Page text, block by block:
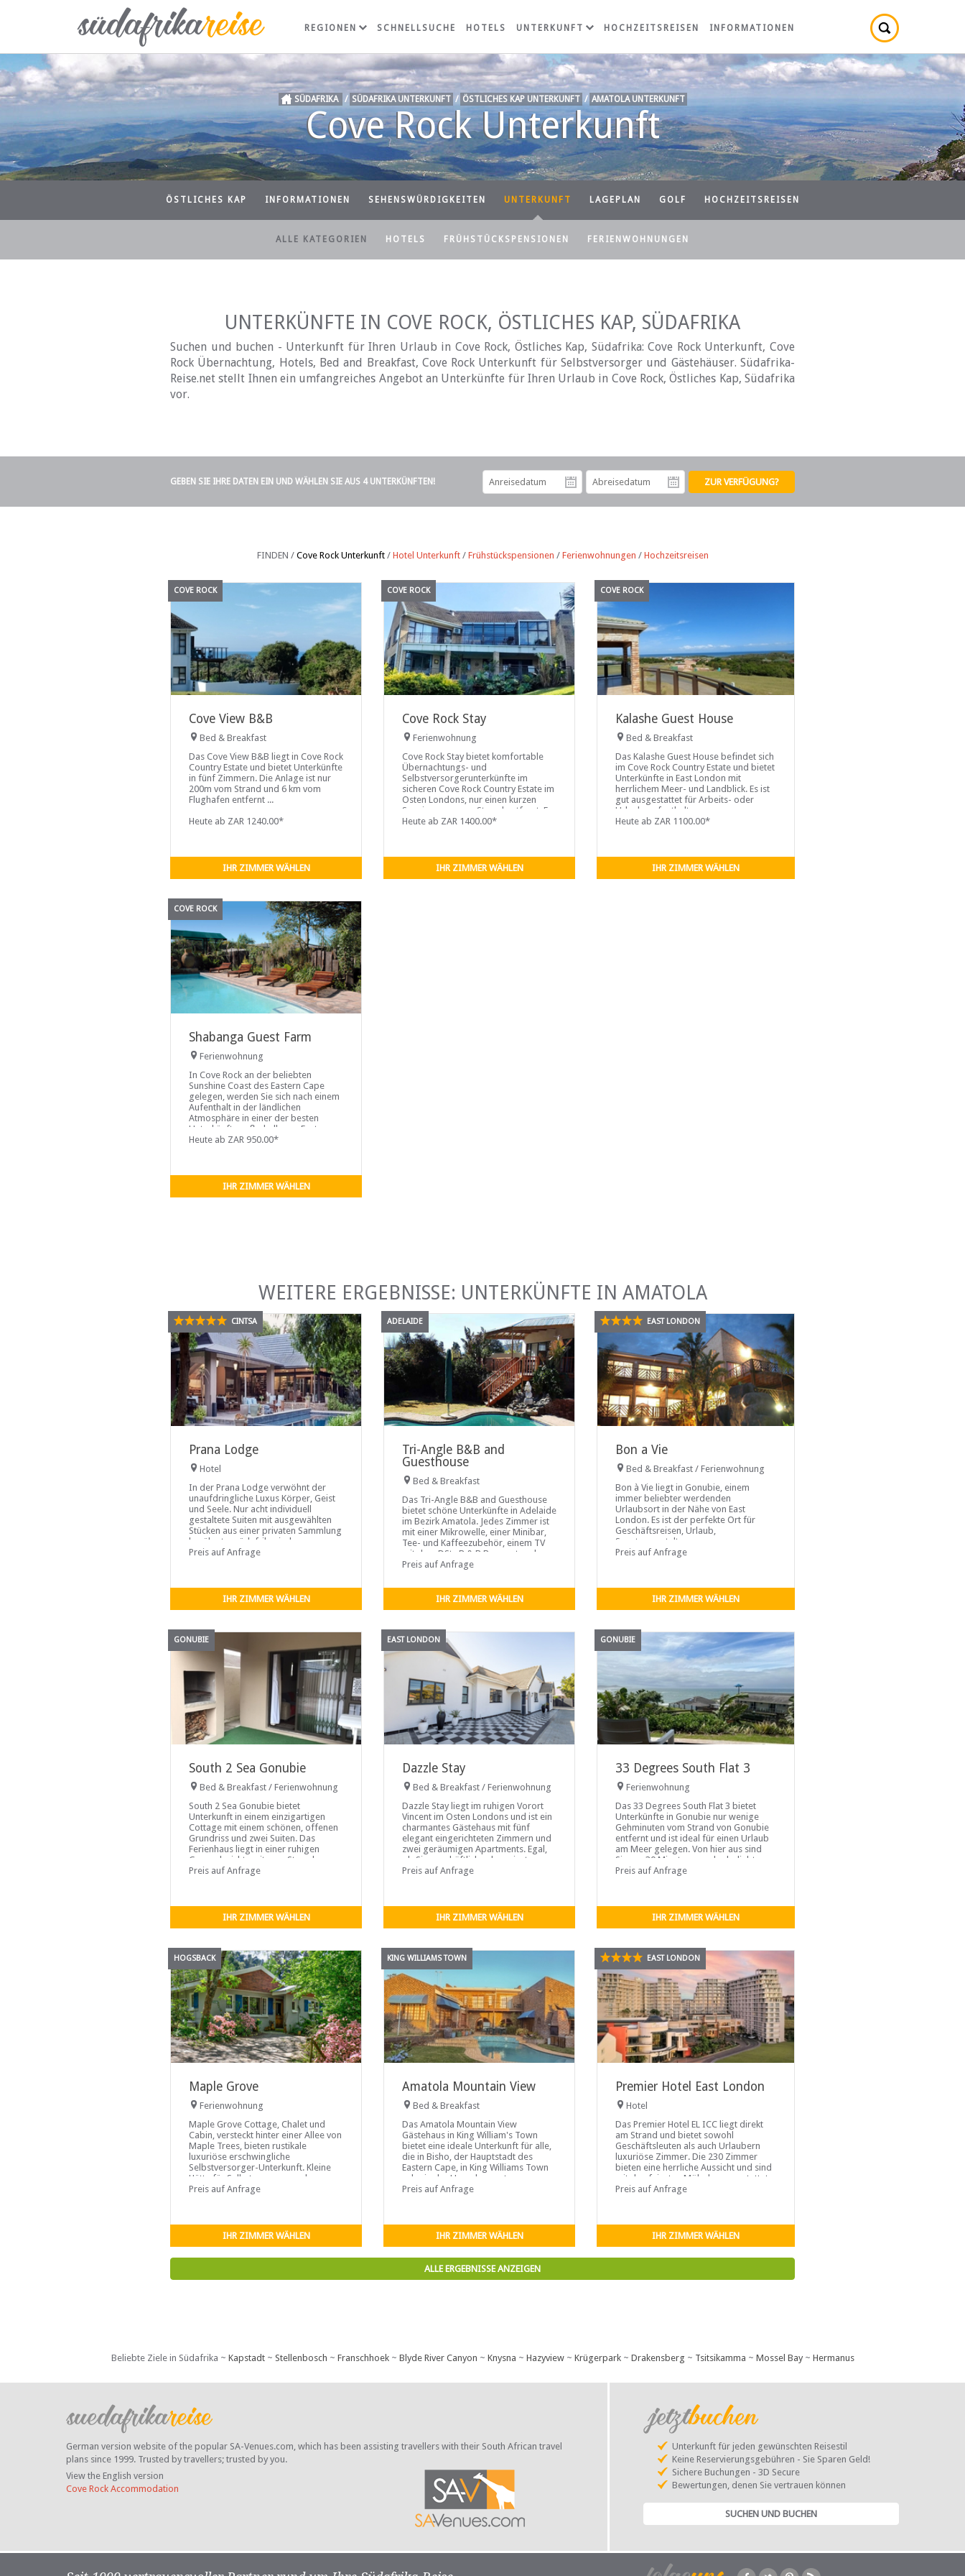
Cove Rock Unterkunft
REGIONEN SCHNELLSUCHE HOTELS UNTERKUNFT HOCHZEITSREISEN INFORMATIONEN
SÜDAFRIKA / SÜDAFRIKA UNTERKUNFT / ÖSTLICHES KAP UNTERKUNFT / AMATOLA UNTERKUNFT
ÖSTLICHES KAP INFORMATIONEN SEHENSWÜRDIGKEITEN UNTERKUNFT LAGEPLAN GOLF HOCHZEITSREISEN
ALLE KATEGORIEN HOTELS FRÜHSTÜCKSPENSIONEN FERIENWOHNUNGEN
UNTERKÜNFTE IN COVE ROCK, ÖSTLICHES KAP, SÜDAFRIKA
Suchen und buchen - Unterkunft für Ihren Urlaub in Cove Rock, Östliches Kap, Südafrika: Cove Rock Unterkunft, Cove
Rock Übernachtung, Hotels, Bed and Breakfast, Cove Rock Unterkunft für Selbstversorger und Gästehäuser. Südafrika-
Reise.net stellt Ihnen ein umfangreiches Angebot an Unterkünfte für Ihren Urlaub in Cove Rock, Östliches Kap, Südafrika
vor.
GEBEN SIE IHRE DATEN EIN UND WÄHLEN SIE AUS 4 UNTERKÜNFTEN!
FINDEN / Cove Rock Unterkunft/ Hotel Unterkunft/ Frühstückspensionen / Ferienwohnungen / Hochzeitsreisen
COVE ROCK
Cove View B&B
Bed & Breakfast
Das Cove View B&B liegt in Cove Rock
Country Estate und bietet Unterkünfte
in fünf Zimmern. Die Anlage ist nur
200m vom Strand und 6 km vom
Flughafen entfernt ...
Heute ab ZAR 1240.00*
IHR ZIMMER WÄHLEN
COVE ROCK
Cove Rock Stay
Ferienwohnung
Cove Rock Stay bietet komfortable
Übernachtungs- und
Selbstversorgerunterkünfte im
sicheren Cove Rock Country Estate im
Osten Londons, nur einen kurzen
Spaziergang vom Strand entfernt. Es
bietet seinen Gästen die Wahl
über bequeme Betten, weiche
Heute ab ZAR 1400.00*
IHR ZIMMER WÄHLEN
COVE ROCK
Kalashe Guest House
Bed & Breakfast
Das Kalashe Guest House befindet sich
im Cove Rock Country Estate und bietet
Unterkünfte in East London mit
herrlichem Meer- und Landblick. Es ist
gut ausgestattet für Arbeits- oder
Urlaubsaufenthalte.
Heute ab ZAR 1100.00*
IHR ZIMMER WÄHLEN
COVE ROCK
Shabanga Guest Farm
Ferienwohnung
In Cove Rock an der beliebten
Sunshine Coast des Eastern Cape
gelegen, werden Sie sich nach einem
Aufenthalt in der ländlichen
Atmosphäre in einer der besten
Unterkünfte außerhalb von East
London verjüngt fühlen.
Heute ab ZAR 950.00*
IHR ZIMMER WÄHLEN
WEITERE ERGEBNISSE: UNTERKÜNFTE IN AMATOLA
CINTSA
Prana Lodge
Hotel
In der Prana Lodge verwöhnt der
unaufdringliche Luxus Körper, Geist
und Seele. Nur acht individuell
gestaltete Suiten mit ausgewählten
Stücken aus einer privaten Sammlung
berühmter südafrikanischer
Künstler...
Preis auf Anfrage
IHR ZIMMER WÄHLEN
ADELAIDE
Tri-Angle B&B and
Guesthouse
Bed & Breakfast
Das Tri-Angle B&B and Guesthouse
bietet schöne Unterkünfte in Adelaide
im Bezirk Amatola. Jedes Zimmer ist
mit einer Mikrowelle, einer Minibar,
Tee- und Kaffeezubehör, einem TV
mit dem DStv B & B Bouquet und
WLAN ausgestattet...
Preis auf Anfrage
IHR ZIMMER WÄHLEN
EAST LONDON
Bon a Vie
Bed & Breakfast / Ferienwohnung
Bon à Vie liegt in Gonubie, einem
immer beliebter werdenden
Urlaubsort in der Nähe von East
London. Es ist der perfekte Ort für
Geschäftsreisen, Urlaub,
Sportveranstaltungen,
Familienbesuche oder nur einen
Preis auf Anfrage
IHR ZIMMER WÄHLEN
GONUBIE
South 2 Sea Gonubie
Bed & Breakfast / Ferienwohnung
South 2 Sea Gonubie bietet
Unterkunft in einem einzigartigen
Cottage mit einem schönen, offenen
Grundriss und zwei Suiten. Das
Ferienhaus liegt in einer ruhigen
Gegend, nicht weit vom Strand
entfernt, an dem Angeln erlaubt ist.
Preis auf Anfrage
IHR ZIMMER WÄHLEN
EAST LONDON
Dazzle Stay
Bed & Breakfast / Ferienwohnung
Dazzle Stay liegt im ruhigen Vorort
Vincent im Osten Londons und ist ein
charmantes Gästehaus mit fünf
elegant eingerichteten Zimmern und
zwei geräumigen Apartments. Egal,
ob Sie geschäftlich oder privat
unterwegs sind, dieses Gästehaus ist
reizvollen Umgebung.
Preis auf Anfrage
IHR ZIMMER WÄHLEN
GONUBIE
33 Degrees South Flat 3
Ferienwohnung
Das 33 Degrees South Flat 3 bietet
Unterkünfte in Gonubie nur wenige
Gehminuten vom Strand von Gonubie
entfernt und ist ideal für einen Urlaub
am Meer gelegen. Von hier aus sind
Sie nur 30 Minuten von der beliebten
Stadt East London entfernt.
Preis auf Anfrage
IHR ZIMMER WÄHLEN
HOGSBACK
Maple Grove
Ferienwohnung
Maple Grove Cottage, Chalet und
Cabin, versteckt hinter einer Allee von
Maple Trees, bieten rustikale
luxuriöse erschwingliche
Selbstversorger-Unterkunft. Kleine
Hütte für Selbstversorger neben
unserem Blockhaus mit ...
Preis auf Anfrage
IHR ZIMMER WÄHLEN
KING WILLIAMS TOWN
Amatola Mountain View
Bed & Breakfast
Das Amatola Mountain View
Gästehaus in King William's Town
bietet eine ideale Unterkunft für alle,
die in Bisho, der Hauptstadt des
Eastern Cape, in King Williams Town
oder in der Umgebung etwas
unternehmen möchten.
Preis auf Anfrage
IHR ZIMMER WÄHLEN
EAST LONDON
Premier Hotel East London
Hotel
Das Premier Hotel EL ICC liegt direkt
am Strand und bietet sowohl
Geschäftsleuten als auch Urlaubern
luxuriöse Zimmer. Die 230 Zimmer
bieten eine herrliche Aussicht und sind
mit den feinsten Möbeln ausgestattet...
Preis auf Anfrage
IHR ZIMMER WÄHLEN
ALLE ERGEBNISSE ANZEIGEN
Beliebte Ziele in Südafrika ~ Kapstadt~ Stellenbosch ~ Franschhoek~ Blyde River Canyon ~ Knysna ~ Hazyview~ Krügerpark~ Drakensberg ~ Tsitsikamma ~ Mossel Bay~ Hermanus
German version website of the popular SA-Venues.com, which has been assisting travellers with their South African travel
plans since 1999. Trusted by travellers; trusted by you.
View the English version
Cove Rock Accommodation
Unterkunft für jeden gewünschten Reisestil
Keine Reservierungsgebühren - Sie Sparen Geld!
Sichere Buchungen - 3D Secure
Bewertungen, denen Sie vertrauen können
SUCHEN UND BUCHEN